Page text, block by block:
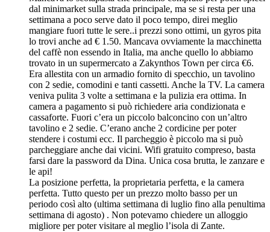
dal minimarket sulla strada principale, ma se si resta per una
settimana a poco serve dato il poco tempo, direi meglio
mangiare fuori tutte le sere..i prezzi sono ottimi, un gyros pita
lo trovi anche ad € 1.50. Mancava ovviamente la macchinetta
del caffè non essendo in Italia, ma anche quello lo abbiamo
trovato in un supermercato a Zakynthos Town per circa €6.
Era allestita con un armadio fornito di specchio, un tavolino
con 2 sedie, comodini e tanti cassetti. Anche la TV. La camera
veniva pulita 3 volte a settimana e la pulizia era ottima. In
camera a pagamento si può richiedere aria condizionata e
cassaforte. Fuori c’era un piccolo balconcino con un’altro
tavolino e 2 sedie. C’erano anche 2 cordicine per poter
stendere i costumi ecc. Il parcheggio è piccolo ma si può
parcheggiare anche dai vicini. Wifi gratuito compreso, basta
farsi dare la password da Dina. Unica cosa brutta, le zanzare e
le api!
La posizione perfetta, la proprietaria perfetta, e la camera
perfetta. Tutto questo per un prezzo molto basso per un
periodo così alto (ultima settimana di luglio fino alla penultima
settimana di agosto) . Non potevamo chiedere un alloggio
migliore per poter visitare al meglio l’isola di Zante.